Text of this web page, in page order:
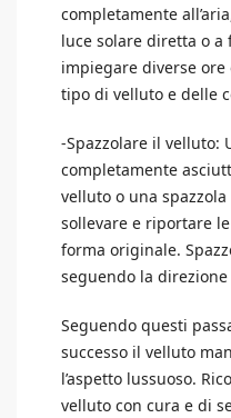
completamente
luce solare diretta o
impiegare diverse ore
tipo di velluto e delle
-Spazzolare il velluto:
completamente
velluto o una
sollevare e riportare
forma originale.
seguendo la
Seguendo questi
successo il velluto
l’aspetto lussuoso.
velluto con cura e di